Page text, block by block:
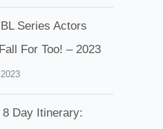
Series Actors
For Too! – 2023
8 Day Itinerary: